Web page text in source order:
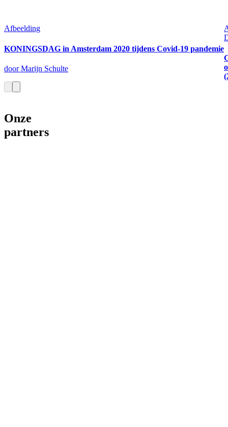
Afbeelding
KONINGSDAG in Amsterdam 2020 tijdens Covid-19 pandemie
door Marijn Schulte
Onze
partners